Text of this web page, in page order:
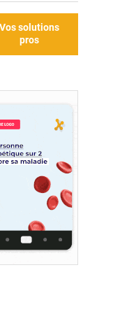
Vos solutions
pros